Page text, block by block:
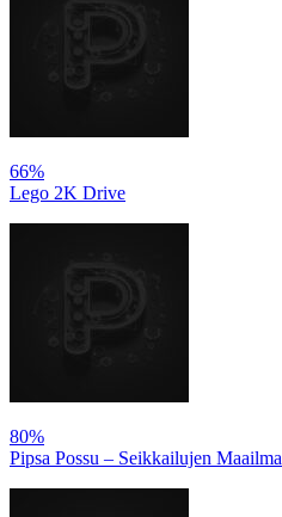
66%
Lego 2K Drive
80%
Pipsa Possu – Seikkailujen Maailma